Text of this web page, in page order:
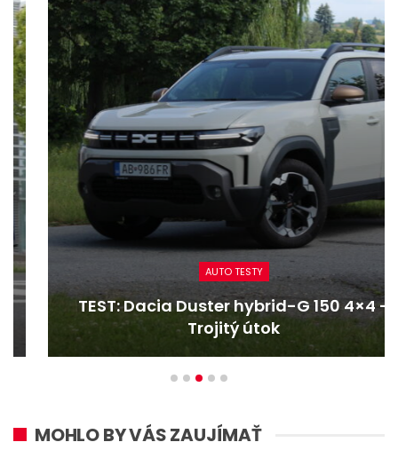
AUTO TESTY
TEST: Dacia Duster hybrid-G 150 4×4 –
Trojitý útok
MOHLO BY VÁS ZAUJÍMAŤ